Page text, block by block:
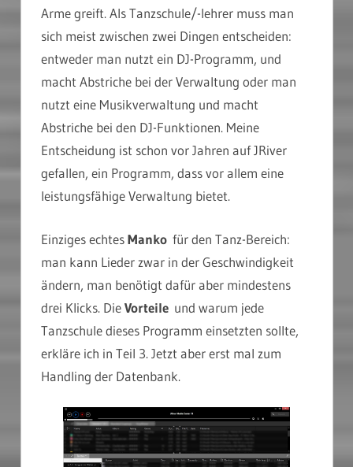
Arme greift. Als Tanzschule/-lehrer muss man
sich meist zwischen zwei Dingen entscheiden:
entweder man nutzt ein DJ-Programm, und
macht Abstriche bei der Verwaltung oder man
nutzt eine Musikverwaltung und macht
Abstriche bei den DJ-Funktionen. Meine
Entscheidung ist schon vor Jahren auf JRiver
gefallen, ein Programm, dass vor allem eine
leistungsfähige Verwaltung bietet.
Einziges echtesManko für den Tanz-Bereich:
man kann Lieder zwar in der Geschwindigkeit
ändern, man benötigt dafür aber mindestens
drei Klicks. DieVorteile und warum jede
Tanzschule dieses Programm einsetzten sollte,
erkläre ich in Teil 3. Jetzt aber erst mal zum
Handling der Datenbank.